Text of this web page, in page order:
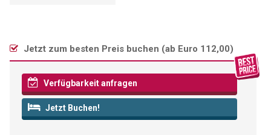
Jetzt zum besten Preis buchen (ab Euro 112,00)
Verfügbarkeit anfragen
Jetzt Buchen!